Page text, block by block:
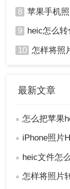
8 苹果手机照片
9 heic怎么
10 怎样将照
最新文章
● 怎么把苹果
● iPhone照片
● heic文件怎
● 怎样将照片